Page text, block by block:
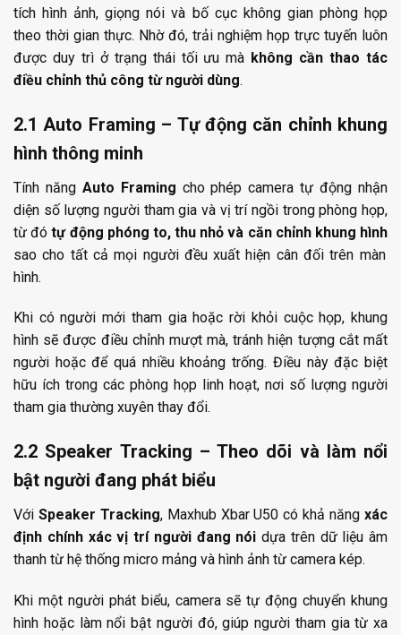
tích hình ảnh, giọng nói và bố cục không gian phòng họp
theo thời gian thực. Nhờ đó, trải nghiệm họp trực tuyến luôn
được duy trì ở trạng thái tối ưu mà không cần thao tác
điều chỉnh thủ công từ người dùng.
2.1 Auto Framing – Tự động căn chỉnh khung
hình thông minh
Tính năng Auto Framing cho phép camera tự động nhận
diện số lượng người tham gia và vị trí ngồi trong phòng họp,
từ đótự động phóng to, thu nhỏ và căn chỉnh khung hình
sao cho tất cả mọi người đều xuất hiện cân đối trên màn
hình.
Khi có người mới tham gia hoặc rời khỏi cuộc họp, khung
hình sẽ được điều chỉnh mượt mà, tránh hiện tượng cắt mất
người hoặc để quá nhiều khoảng trống. Điều này đặc biệt
hữu ích trong các phòng họp linh hoạt, nơi số lượng người
tham gia thường xuyên thay đổi.
2.2 Speaker Tracking – Theo dõi và làm nổi
bật người đang phát biểu
Với Speaker Tracking, Maxhub Xbar U50 có khả năngxác
định chính xác vị trí người đang nói dựa trên dữ liệu âm
thanh từ hệ thống micro mảng và hình ảnh từ camera kép.
Khi một người phát biểu, camera sẽ tự động chuyển khung
hình hoặc làm nổi bật người đó, giúp người tham gia từ xa